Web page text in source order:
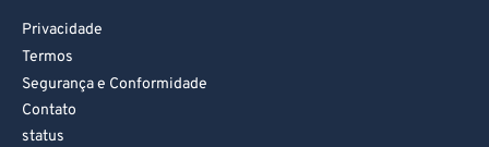
Privacidade
Termos
Segurança e Conformidade
Contato
status